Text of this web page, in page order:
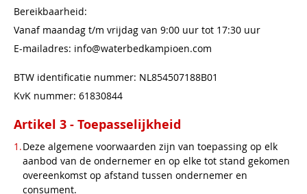
Bereikbaarheid:
Vanaf maandag t/m vrijdag van 9:00 uur tot 17:30 uur
E-mailadres: info@waterbedkampioen.com
BTW identificatie nummer: NL854507188B01
KvK nummer: 61830844
Artikel 3 - Toepasselijkheid
Deze algemene voorwaarden zijn van toepassing op elk
aanbod van de ondernemer en op elke tot stand gekomen
overeenkomst op afstand tussen ondernemer en
consument.